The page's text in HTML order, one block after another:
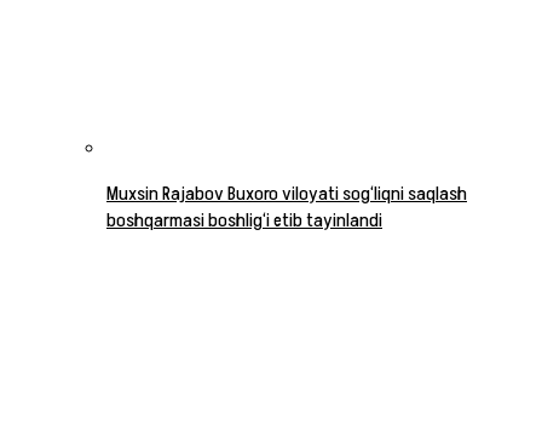
Muxsin Rajabov Buxoro viloyati sog‘liqni saqlash
boshqarmasi boshlig‘i etib tayinlandi